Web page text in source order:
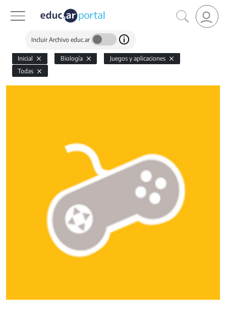
Incluir Archivo educ.ar
Inicial Biología
Juegos y aplicaciones
Todas